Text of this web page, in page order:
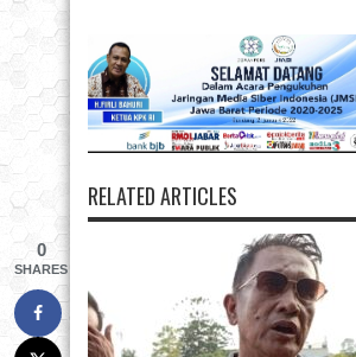
RELATED ARTICLES
0
SHARES